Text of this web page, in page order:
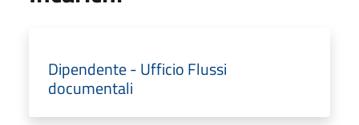
Dipendente - Ufficio Flussi
documentali